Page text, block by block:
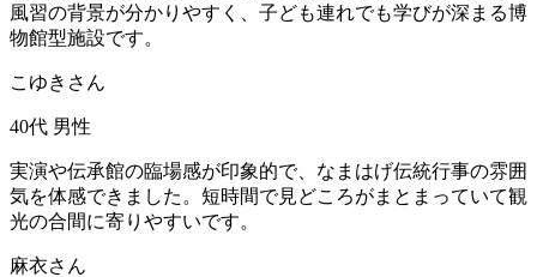
風習の背景が分かりやすく、子ども連れでも学びが深まる博
物館型施設です。
こゆきさん
40代 男性
実演や伝承館の臨場感が印象的で、なまはげ伝統行事の雰囲
気を体感できました。短時間で見どころがまとまっていて観
光の合間に寄りやすいです。
麻衣さん